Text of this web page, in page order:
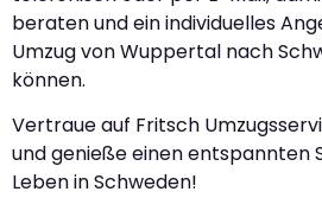
beraten und ein individuelles
Umzug von Wuppertal nach
können.
Vertraue auf Fritsch
und genieße einen entspannten
Leben in Schweden!